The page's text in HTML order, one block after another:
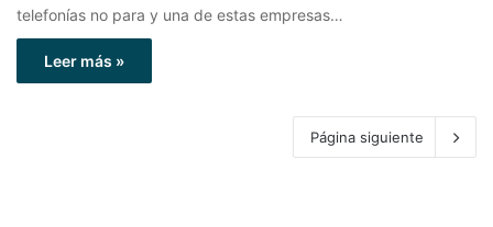
telefonías no para y una de estas empresas…
Leer más »
Página siguiente